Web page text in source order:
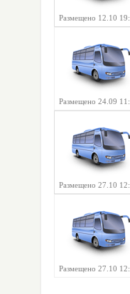
Размещено 12.10
Размещено 24.09
Размещено 27.10
Размещено 27.10